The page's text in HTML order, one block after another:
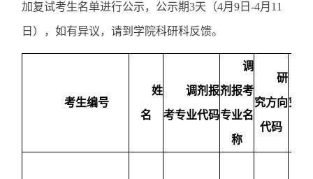
加复试考生名单进行公示，公示期3天（4月9日-4月11
日），如有异议，请到学院科研科反馈。
考生编号
姓
名
调剂报
考专业代码
调
剂报考
专业名
称
研
究方向
代码
究